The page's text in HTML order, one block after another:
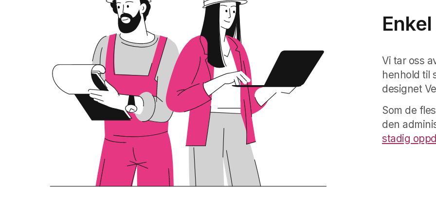
Vi tar oss
henhold til
designet
Som de
den
stadig